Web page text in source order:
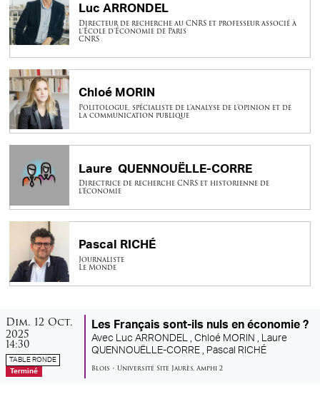
Luc ARRONDEL
Directeur de recherche au CNRS et professeur associé à
l’École d’Économie de Paris
CNRS
Chloé MORIN
Politologue, spécialiste de l’analyse de l’opinion et de
la communication publique
Laure QUENNOUËLLE-CORRE
Directrice de recherche CNRS et historienne de
l’économie
Pascal RICHÉ
Journaliste
Le Monde
dimanche
Dim. 12 octobre
Oct.
2025
14:30
TABLE RONDE
Terminé
Les Français sont-ils nuls en économie ?
Avec Luc ARRONDEL , Chloé MORIN , Laure
QUENNOUËLLE-CORRE , Pascal RICHÉ
Blois • Université Site Jaurès, Amphi 2